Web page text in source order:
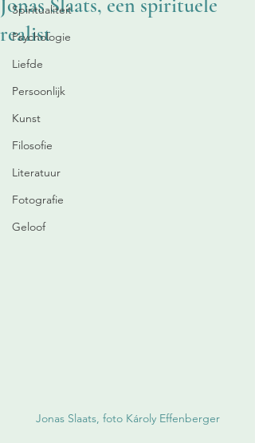
Spiritualiteit
Psychologie
Liefde
Persoonlijk
Kunst
Filosofie
Literatuur
Fotografie
Geloof
Jonas Slaats, een spirituele
realist
Jonas Slaats, foto Károly Effenberger